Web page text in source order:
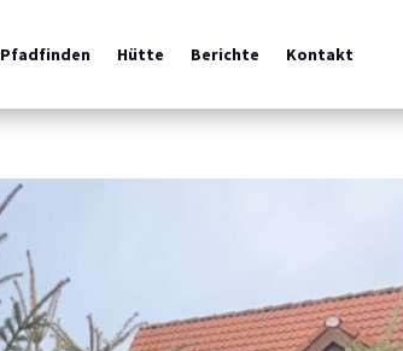
Pfadfinden Hütte Berichte Kontakt